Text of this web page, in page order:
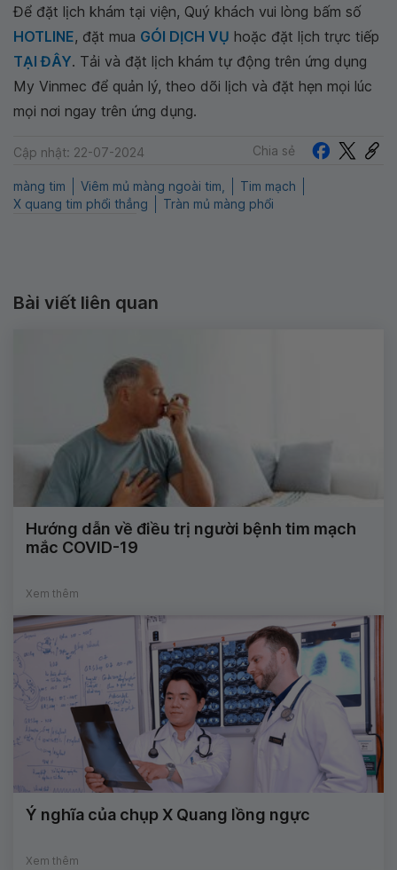
Để đặt lịch khám tại viện, Quý khách vui lòng bấm số
HOTLINE, đặt mua GÓI DỊCH VỤ hoặc đặt lịch trực tiếp
TẠI ĐÂY. Tải và đặt lịch khám tự động trên ứng dụng
My Vinmec để quản lý, theo dõi lịch và đặt hẹn mọi lúc
mọi nơi ngay trên ứng dụng.
Cập nhật: 22-07-2024 Chia sẻ
màng tim Viêm mủ màng ngoài tim,
Tim mạch
X quang tim phổi thẳng
Tràn mủ màng phổi
Bài viết liên quan
Hướng dẫn về điều trị người bệnh tim mạch
mắc COVID-19
Xem thêm
Ý nghĩa của chụp X Quang lồng ngực
Xem thêm